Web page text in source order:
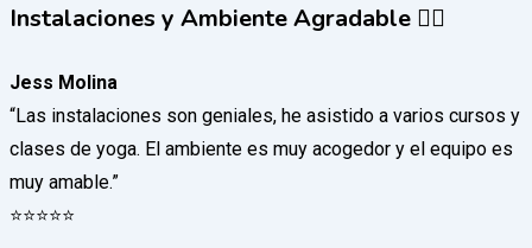
Instalaciones y Ambiente Agradable 🧘‍♀️
Jess Molina
“Las instalaciones son geniales, he asistido a varios cursos y
clases de yoga. El ambiente es muy acogedor y el equipo es
muy amable.”
⭐️⭐️⭐️⭐️⭐️